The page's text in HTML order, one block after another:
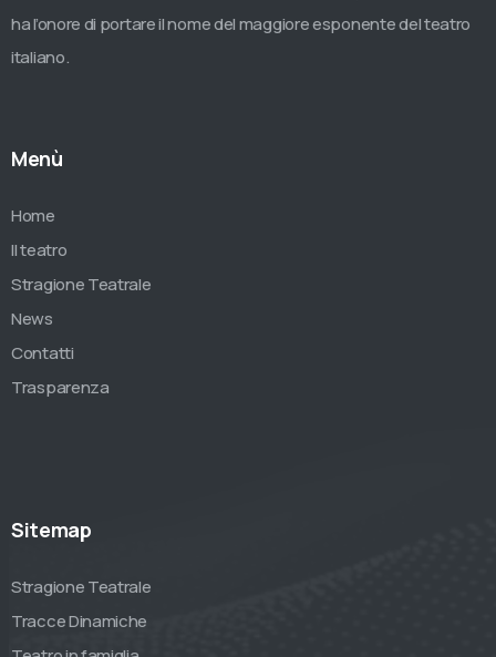
ha l’onore di portare il nome del maggiore esponente del teatro
italiano.
Menù
Home
Il teatro
Stragione Teatrale
News
Contatti
Trasparenza
Sitemap
Stragione Teatrale
Tracce Dinamiche